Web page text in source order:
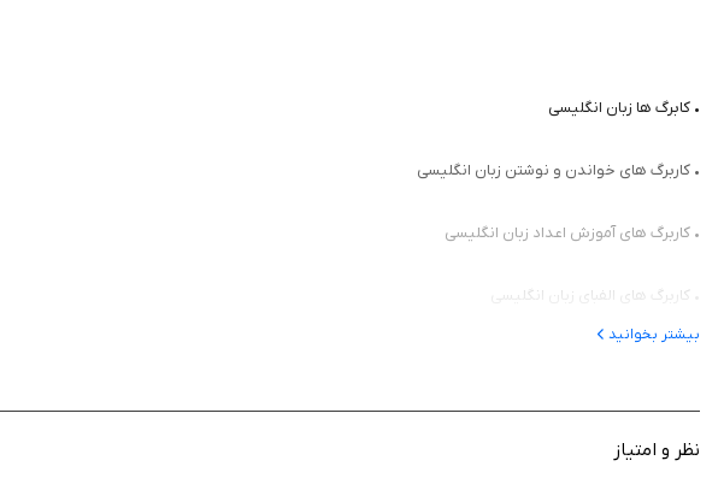
• کابرگ ها زبان انگلیسی
• کاربرگ های خواندن و نوشتن زبان انگلیسی
• کاربرگ های آموزش اعداد زبان انگلیسی
• کاربرگ های الفبای زبان انگلیسی
بیشتر بخوانید
نظر و امتیاز